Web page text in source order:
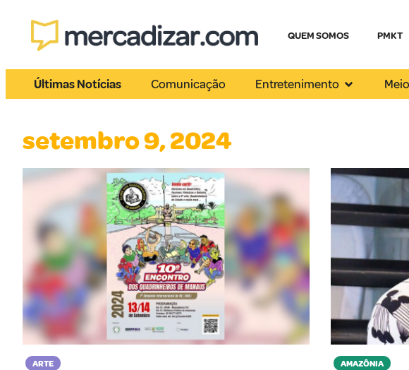
QUEM SOMOS PMKT
Últimas Notícias Comunicação Entretenimento
setembro 9, 2024
ARTE AMAZÔNIA